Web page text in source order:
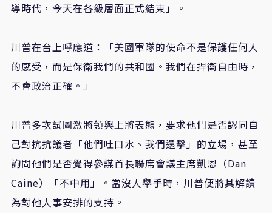
導時代，今天在各級層面正式結束」。
川普在台上呼應道：「美國軍隊的使命不是保護任何人
的感受，而是保衛我們的共和國。我們在捍衛自由時，
不會政治正確。」
川普多次試圖激將領與上將表態，要求他們是否認同自
己對抗抗議者「他們吐口水、我們還擊」的立場，甚至
詢問他們是否覺得參謀首長聯席會議主席凱恩（Dan
Caine）「不中用」。當沒人舉手時，川普便將其解讀
為對他人事安排的支持。